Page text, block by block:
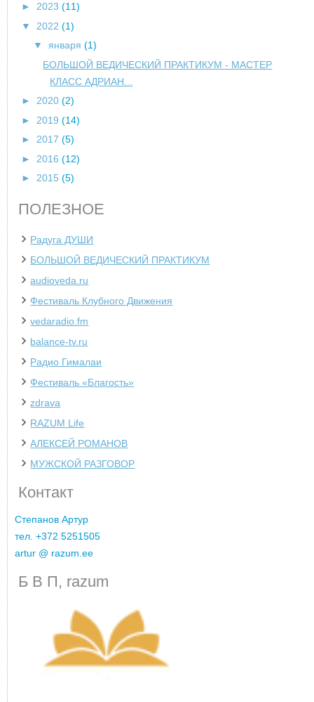
► 2023(11)
▼ 2022(1)
▼января(1)
БОЛЬШОЙ ВЕДИЧЕСКИЙ ПРАКТИКУМ - МАСТЕР
КЛАСС АДРИАН...
► 2020(2)
► 2019(14)
► 2017(5)
► 2016(12)
► 2015(5)
ПОЛЕЗНОЕ
Радуга ДУШИ
БОЛЬШОЙ ВЕДИЧЕСКИЙ ПРАКТИКУМ
audioveda.ru
Фестиваль Клубного Движения
vedaradio.fm
balance-tv.ru
Радио Гималаи
Фестиваль «Благость»
zdrava
‌RAZUM Life
АЛЕКСЕЙ РОМАНОВ
МУЖСКОЙ РАЗГОВОР
Контакт
Cтепанов Артур
тел. +372 5251505
artur @ razum.ee
Б В П, razum